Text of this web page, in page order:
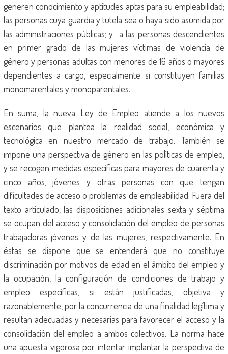
generen conocimiento y aptitudes aptas para su empleabilidad;
las personas cuya guardia y tutela sea o haya sido asumida por
las administraciones públicas; y a las personas descendientes
en primer grado de las mujeres víctimas de violencia de
género y personas adultas con menores de 16 años o mayores
dependientes a cargo, especialmente si constituyen familias
monomarentales y monoparentales.
En suma, la nueva Ley de Empleo atiende a los nuevos
escenarios que plantea la realidad social, económica y
tecnológica en nuestro mercado de trabajo. También se
impone una perspectiva de género en las políticas de empleo,
y se recogen medidas específicas para mayores de cuarenta y
cinco años, jóvenes y otras personas con que tengan
dificultades de acceso o problemas de empleabilidad. Fuera del
texto articulado, las disposiciones adicionales sexta y séptima
se ocupan del acceso y consolidación del empleo de personas
trabajadoras jóvenes y de las mujeres, respectivamente. En
éstas se dispone que se entenderá que no constituye
discriminación por motivos de edad en el ámbito del empleo y
la ocupación, la configuración de condiciones de trabajo y
empleo específicas, si están justificadas, objetiva y
razonablemente, por la concurrencia de una finalidad legítima y
resultan adecuadas y necesarias para favorecer el acceso y la
consolidación del empleo a ambos colectivos. La norma hace
una apuesta vigorosa por intentar implantar la perspectiva de